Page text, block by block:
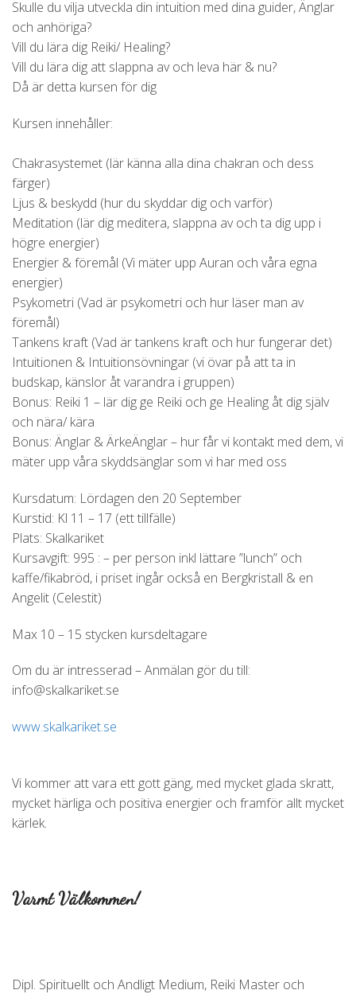
Skulle du vilja utveckla din intuition med dina guider, Änglar
och anhöriga?
Vill du lära dig Reiki/ Healing?
Vill du lära dig att slappna av och leva här & nu?
Då är detta kursen för dig
Kursen innehåller:
Chakrasystemet (lär känna alla dina chakran och dess
färger)
Ljus & beskydd (hur du skyddar dig och varför)
Meditation (lär dig meditera, slappna av och ta dig upp i
högre energier)
Energier & föremål (Vi mäter upp Auran och våra egna
energier)
Psykometri (Vad är psykometri och hur läser man av
föremål)
Tankens kraft (Vad är tankens kraft och hur fungerar det)
Intuitionen & Intuitionsövningar (vi övar på att ta in
budskap, känslor åt varandra i gruppen)
Bonus: Reiki 1 – lär dig ge Reiki och ge Healing åt dig själv
och nära/ kära
Bonus: Änglar & ÄrkeÄnglar – hur får vi kontakt med dem, vi
mäter upp våra skyddsänglar som vi har med oss
Kursdatum: Lördagen den 20 September
Kurstid: Kl 11 – 17 (ett tillfälle)
Plats: Skalkariket
Kursavgift: 995 : – per person inkl lättare ”lunch” och
kaffe/fikabröd, i priset ingår också en Bergkristall & en
Angelit (Celestit)
Max 10 – 15 stycken kursdeltagare
Om du är intresserad – Anmälan gör du till:
info@skalkariket.se
www.skalkariket.se
Vi kommer att vara ett gott gäng, med mycket glada skratt,
mycket härliga och positiva energier och framför allt mycket
kärlek.
Varmt Välkommen!
Dipl. Spirituellt och Andligt Medium, Reiki Master och